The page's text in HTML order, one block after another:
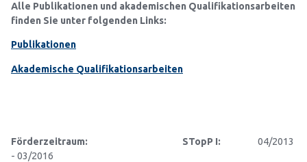
Alle Publikationen und akademischen Qualifikationsarbeiten
finden Sie unter folgenden Links:
Publikationen
Akademische Qualifikationsarbeiten
Förderzeitraum: STopP I: 04/2013
- 03/2016